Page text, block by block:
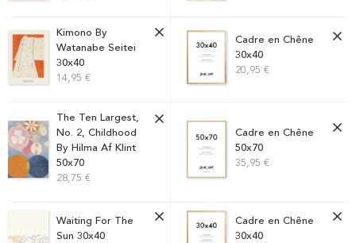
Cadre en Chêne
30x40
20,95 €
Kimono By
Watanabe Seitei
30x40
14,95 €
Cadre en Chêne
50x70
35,95 €
The Ten Largest,
No. 2, Childhood
By Hilma Af Klint
50x70
28,75 €
Cadre en Chêne
30x40
Waiting For The
Sun 30x40